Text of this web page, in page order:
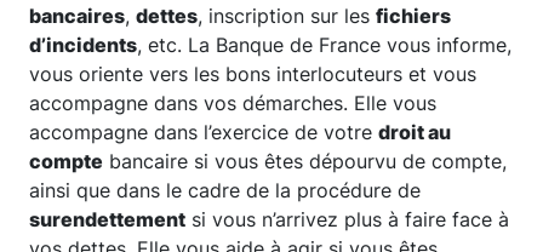
bancaires, dettes, inscription sur les fichiers
d’incidents, etc. La Banque de France vous informe,
vous oriente vers les bons interlocuteurs et vous
accompagne dans vos démarches. Elle vous
accompagne dans l’exercice de votre droit au
compte bancaire si vous êtes dépourvu de compte,
ainsi que dans le cadre de la procédure de
surendettement si vous n’arrivez plus à faire face à